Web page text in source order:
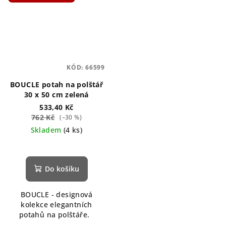
BOUCLE potah na polštář
30 x 50 cm zelená
533,40 Kč
762 Kč (–30 %)
Skladem (4 ks)
Do košíku
BOUCLE - designová
kolekce elegantních
potahů na polštáře.
KÓD: 66599